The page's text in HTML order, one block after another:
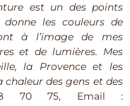
est un des points
les couleurs de
à l’image de mes
et de lumières. Mes
la Provence et les
des gens et des
70 75, Email :